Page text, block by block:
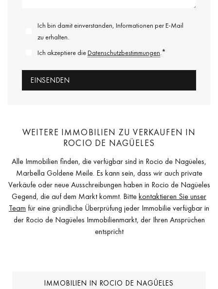
Ich bin damit einverstanden, Informationen per E-Mail
zu erhalten.
Ich akzeptiere dieDatenschutzbestimmungen.*
WEITERE IMMOBILIEN ZU VERKAUFEN IN
ROCIO DE NAGÜELES
Alle Immobilien finden, die verfügbar sind in Rocio de Nagüeles,
Marbella Goldene Meile. Es kann sein, dass wir auch private
Verkäufe oder neue Ausschreibungen haben in Rocio de Nagüeles
Gegend, die auf dem Markt kommt. Bittekontaktieren Sie unser
Team für eine gründliche Überprüfung jeder Immobilie verfügbar in
der Rocio de Nagüeles Immobilienmarkt, der Ihren Ansprüchen
entspricht
IMMOBILIEN IN ROCIO DE NAGÜELES